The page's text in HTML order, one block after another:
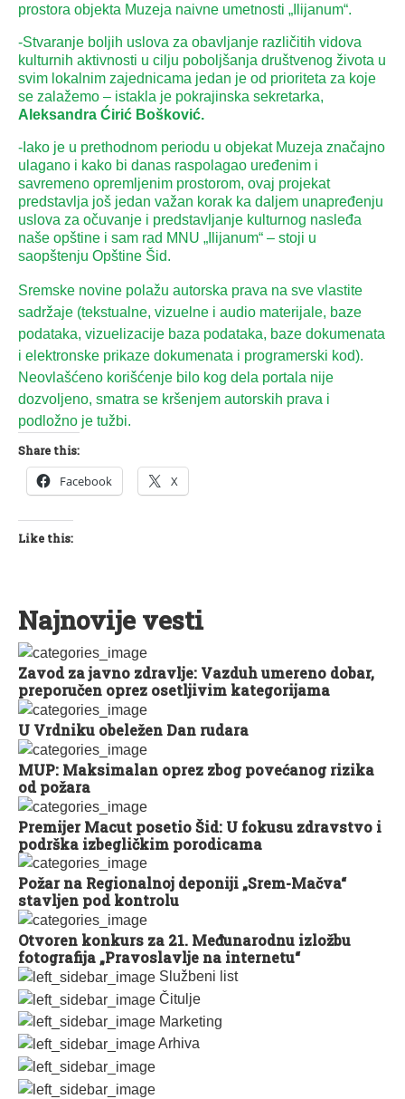
Službeni list
Čitulje
Marketing
Arhiva
prostora objekta Muzeja naivne umetnosti „Ilijanum“.
-Stvaranje boljih uslova za obavljanje različitih vidova
kulturnih aktivnosti u cilju poboljšanja društvenog života u
svim lokalnim zajednicama jedan je od prioriteta za koje
se zalažemo – istakla je pokrajinska sekretarka,
Aleksandra Ćirić Bošković.
-Iako je u prethodnom periodu u objekat Muzeja značajno
ulagano i kako bi danas raspolagao uređenim i
savremeno opremljenim prostorom, ovaj projekat
predstavlja još jedan važan korak ka daljem unapređenju
uslova za očuvanje i predstavljanje kulturnog nasleđa
naše opštine i sam rad MNU „Ilijanum“ – stoji u
saopštenju Opštine Šid.
Sremske novine polažu autorska prava na sve vlastite
sadržaje (tekstualne, vizuelne i audio materijale, baze
podataka, vizuelizacije baza podataka, baze dokumenata
i elektronske prikaze dokumenata i programerski kod).
Neovlašćeno korišćenje bilo kog dela portala nije
dozvoljeno, smatra se kršenjem autorskih prava i
podložno je tužbi.
Share this:
Facebook X
Like this:
Najnovije vesti
Zavod za javno zdravlje: Vazduh umereno dobar,
preporučen oprez osetljivim kategorijama
U Vrdniku obeležen Dan rudara
MUP: Maksimalan oprez zbog povećanog rizika
od požara
Premijer Macut posetio Šid: U fokusu zdravstvo i
podrška izbegličkim porodicama
Požar na Regionalnoj deponiji „Srem-Mačva“
stavljen pod kontrolu
Otvoren konkurs za 21. Međunarodnu izložbu
fotografija „Pravoslavlje na internetu“